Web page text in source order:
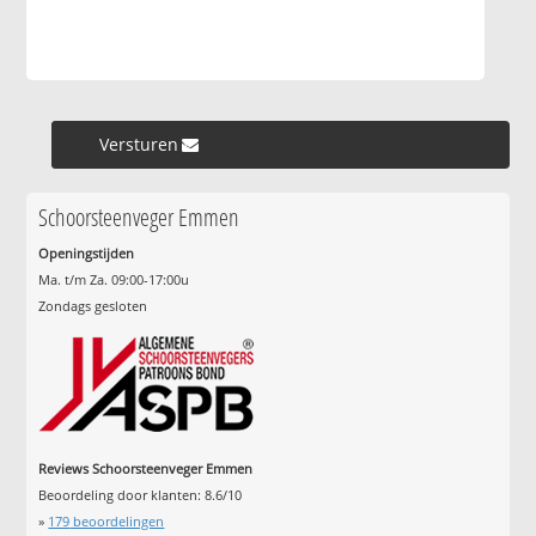
Versturen »
Schoorsteenveger Emmen
Openingstijden
Ma. t/m Za. 09:00-17:00u
Zondags gesloten
Reviews Schoorsteenveger Emmen
Beoordeling door klanten:8.6/10
» 179 beoordelingen